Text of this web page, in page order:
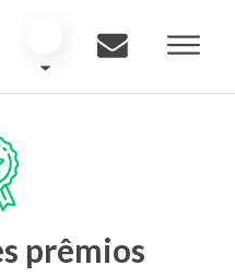
prêmios